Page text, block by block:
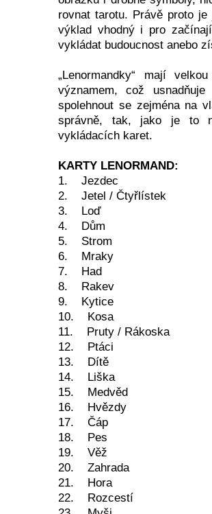
rovnat tarotu. Právě proto
výklad vhodný i pro
vykládat budoucnost anebo
„Lenormandky“ mají
významem, což
spolehnout se zejména na
správně, tak, jako je to
vykládacích karet.
KARTY LENORMAND:
1. Jezdec
2. Jetel / Čtyřlístek
3. Loď
4. Dům
5. Strom
6. Mraky
7. Had
8. Rakev
9. Kytice
10. Kosa
11. Pruty / Rákoska
12. Ptáci
13. Dítě
14. Liška
15. Medvěd
16. Hvězdy
17. Čáp
18. Pes
19. Věž
20. Zahrada
21. Hora
22. Rozcestí